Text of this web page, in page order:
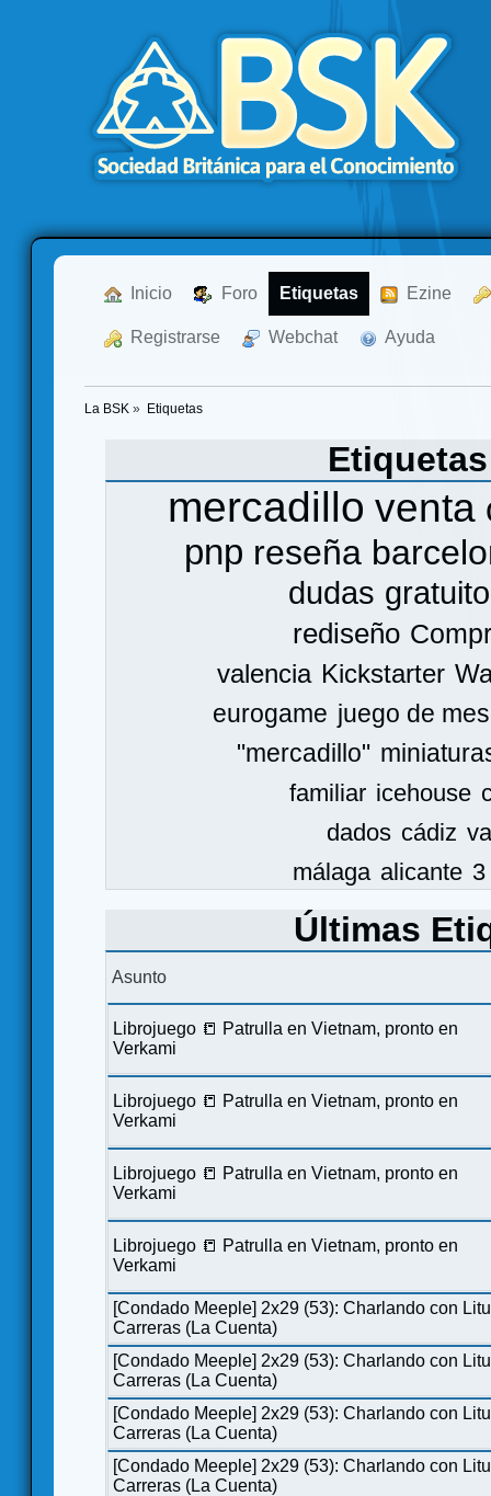
Inicio Foro Etiquetas Ezine
Registrarse Webchat Ayuda
La BSK » Etiquetas
mercadillo venta
pnp reseña
dudas gratuito
rediseño
valencia Kickstarter
eurogame juego de
"mercadillo"
familiar icehouse
dados cádiz
málaga alicante
Últimas
Asunto
Librojuego 📒 Patrulla en Vietnam, pronto en
Verkami
Librojuego 📒 Patrulla en Vietnam, pronto en
Verkami
Librojuego 📒 Patrulla en Vietnam, pronto en
Verkami
Librojuego 📒 Patrulla en Vietnam, pronto en
Verkami
[Condado Meeple] 2x29 (53): Charlando con
Carreras (La Cuenta)
[Condado Meeple] 2x29 (53): Charlando con
Carreras (La Cuenta)
[Condado Meeple] 2x29 (53): Charlando con
Carreras (La Cuenta)
[Condado Meeple] 2x29 (53): Charlando con
Carreras (La Cuenta)